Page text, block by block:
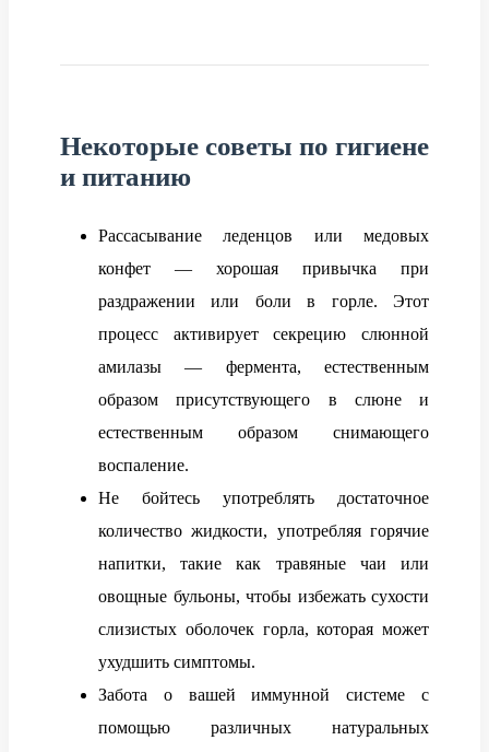
Некоторые советы по гигиене
и питанию
Рассасывание леденцов или медовых
конфет — хорошая привычка при
раздражении или боли в горле. Этот
процесс активирует секрецию слюнной
амилазы — фермента, естественным
образом присутствующего в слюне и
естественным образом снимающего
воспаление.
Не бойтесь употреблять достаточное
количество жидкости, употребляя горячие
напитки, такие как травяные чаи или
овощные бульоны, чтобы избежать сухости
слизистых оболочек горла, которая может
ухудшить симптомы.
Забота о вашей иммунной системе с
помощью различных натуральных